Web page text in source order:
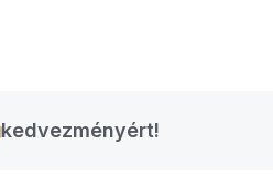
kedvezményért!